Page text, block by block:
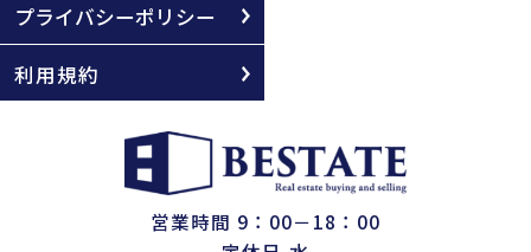
プライバシーポリシー
利用規約
営業時間 9：00－18：00